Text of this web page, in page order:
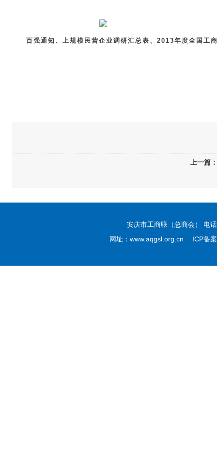
百强通知、 上规模民营企业调研汇总表、 2013年度全国工
上一篇：
安庆市工商联（总商会） 电
网址：www.aqgsl.org.cn ICP备